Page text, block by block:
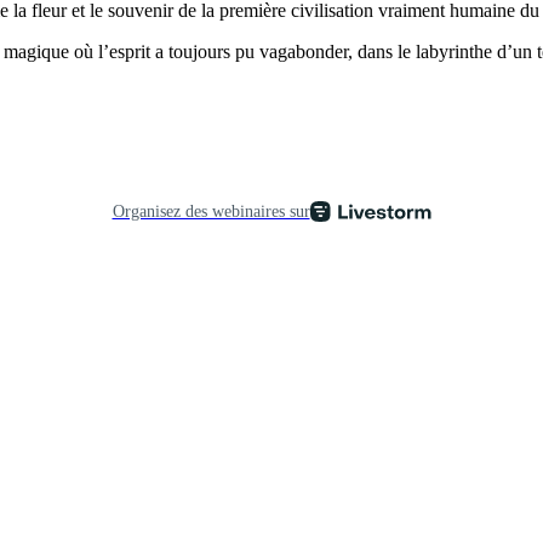
la fleur et le souvenir de la première civilisation vraiment humaine
où l’esprit a toujours pu vagabonder, dans le labyrinthe